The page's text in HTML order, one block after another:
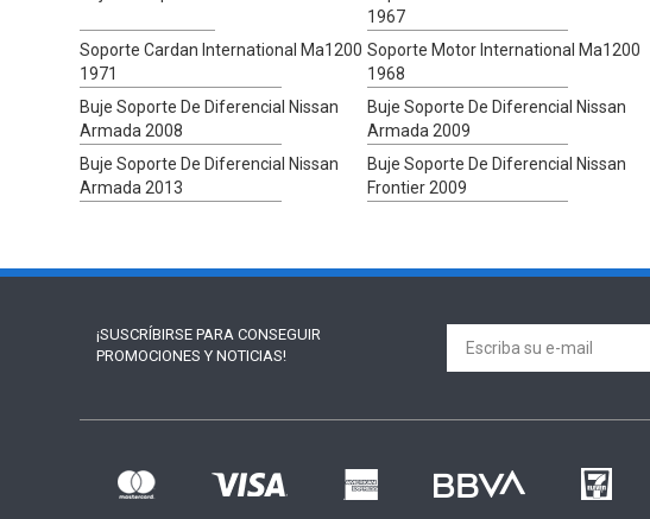
1967
Soporte Cardan International Ma1200
1971
Soporte Motor International Ma1200
1968
Buje Soporte De Diferencial Nissan
Armada 2008
Buje Soporte De Diferencial Nissan
Armada 2009
Buje Soporte De Diferencial Nissan
Armada 2013
Buje Soporte De Diferencial Nissan
Frontier 2009
¡SUSCRÍBIRSE PARA CONSEGUIR
PROMOCIONES Y NOTICIAS!